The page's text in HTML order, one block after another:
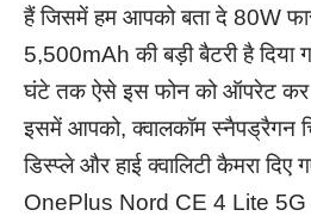
हैं जिसमें हम आपको बता दे 80W
5,500mAh की बड़ी बैटरी है
घंटे तक ऐसे इस फोन को ऑपरेट
इसमें आपको, क्वालकॉम स्नैपड्रैगन
डिस्प्ले और हाई क्वालिटी कैमरा दिए
OnePlus Nord CE 4 Lite 5G